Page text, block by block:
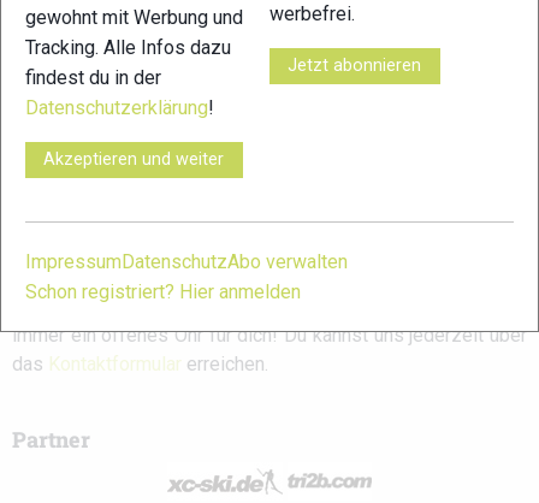
Schreibe einen Kommentar
xc-run.de ist DAS deutschsprachige Trailrunning-Portal mit
Trailrunning-Community und allem was du sonst noch über
deine Lieblingssportart wissen solltest.
ObTrailrunning -Anfänger oder Profi-Sportler, wir haben
immer ein offenes Ohr für dich! Du kannst uns jederzeit über
das Kontaktformular erreichen.
Partner
gewohnt mit Werbung und
Tracking. Alle Infos dazu
findest du in der
Datenschutzerklärung!
Akzeptieren und weiter
werbefrei.
Jetzt abonnieren
Impressum DatenschutzAbo verwalten
Schon registriert? Hier anmelden